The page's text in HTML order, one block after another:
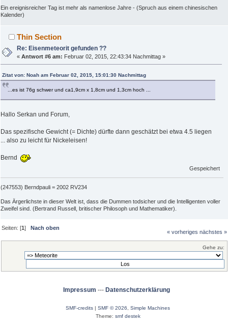
Ein ereignisreicher Tag ist mehr als namenlose Jahre - (Spruch aus einem chinesischen
Kalender)
Thin Section
Re: Eisenmeteorit gefunden ??
«Antwort #6 am: Februar 02, 2015, 22:43:34 Nachmittag »
Zitat von: Noah am Februar 02, 2015, 15:01:30 Nachmittag
...es ist 76g schwer und ca1,9cm x 1,8cm und 1,3cm hoch ...
Hallo Serkan und Forum,
Das spezifische Gewicht (= Dichte) dürfte dann geschätzt bei etwa 4.5 liegen
... also zu leicht für Nickeleisen!
Bernd
Gespeichert
(247553) Berndpauli = 2002 RV234
Das Ärgerlichste in dieser Welt ist, dass die Dummen todsicher und die Intelligenten voller
Zweifel sind. (Bertrand Russell, britischer Philosoph und Mathematiker).
Seiten: [1]Nach oben
« vorheriges nächstes »
Gehe zu:
Impressum --- Datenschutzerklärung
SMF-credits | SMF © 2026
Simple Machines
Theme: smf destek